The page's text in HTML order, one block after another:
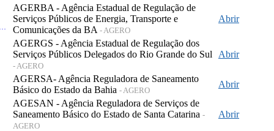
AGERBA - Agência Estadual de Regulação de
Serviços Públicos de Energia, Transporte e
Comunicações da BA - AGERO
Abrir
AGERGS - Agência Estadual de Regulação dos
Serviços Públicos Delegados do Rio Grande do Sul
- AGERO
Abrir
AGERSA- Agência Reguladora de Saneamento
Básico do Estado da Bahia - AGERO
Abrir
AGESAN - Agência Reguladora de Serviços de
Saneamento Básico do Estado de Santa Catarina -
AGERO
Abrir